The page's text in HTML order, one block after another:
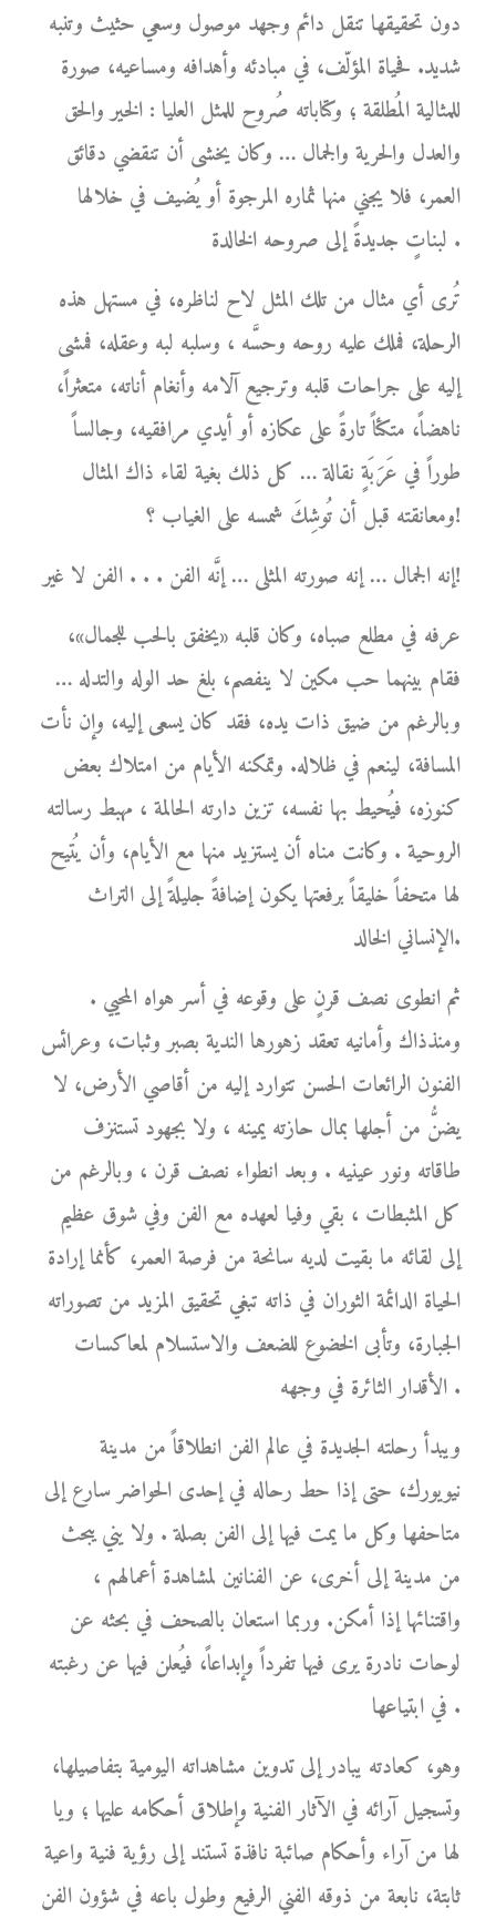
دون تحقيقها تنقل دائم وجهد موصول وسعي حثيث وتنبه
شديد. فحياة المؤلّف، في مبادئه وأهدافه ومساعيه، صورة
للمثالية المُطلقة ؛ وكتاباته صُروح للمثل العليا : الخير والحق
والعدل والحرية والجمال … وكان يخشى أن تنقضي دقائق
العمر، فلا يجني منها ثماره المرجوة أو يُضيف في خلالها
لبناتٍ جديدةً إلى صروحه الخالدة .
تُرى أي مثال من تلك المثل لاح لناظره، في مستهل هذه
الرحلة، فملك عليه روحه وحسَّه ، وسلبه لبه وعقله، فمشى
إليه على جراحات قلبه وترجيع آلامه وأنغام أناته، متعثراً،
ناهضاً، متكئاً تارةً على عكازه أو أيدي مرافقيه، وجالساً
طوراً في عَرَبَةٍ نقالة … كل ذلك بغية لقاء ذاك المثال
ومعانقته قبل أن تُوشِكَ شمسه على الغياب ؟!
إنه الجمال … إنه صورته المثلى … إنَّه الفن . . . الفن لا غير!
عرفه في مطلع صباه، وكان قلبه «يخفق بالحب للجمال»،
فقام بينهما حب مكين لا ينفصم، بلغ حد الوله والتدله …
وبالرغم من ضيق ذات يده، فقد كان يسعى إليه، وإن نأت
المسافة، لينعم في ظلاله. وتمكنه الأيام من امتلاك بعض
كنوزه، فيُحيط بها نفسه، تزين دارته الحالمة ، مهبط رسالته
الروحية . وكانت مناه أن يستزيد منها مع الأيام، وأن يُتيح
لها متحفاً خليقاً برفعتها يكون إضافةً جليلةً إلى التراث
الإنساني الخالد.
ثم انطوى نصف قرنٍ على وقوعه في أسر هواه المحيي .
ومنذذاك وأمانيه تعقد زهورها الندية بصبر وثبات، وعرائس
الفنون الرائعات الحسن تتوارد إليه من أقاصي الأرض، لا
يضنُّ من أجلها بمال حازته يمينه ، ولا بجهود تستنزف
طاقاته ونور عينيه . وبعد انطواء نصف قرن ، وبالرغم من
كل المثبطات ، بقي وفيا لعهده مع الفن وفي شوق عظيم
إلى لقائه ما بقيت لديه سانحة من فرصة العمر، كأنما إرادة
الحياة الدائمة الثوران في ذاته تبغي تحقيق المزيد من تصوراته
الجبارة، وتأبى الخضوع للضعف والاستسلام لمعاكسات
الأقدار الثائرة في وجهه .
ويبدأ رحلته الجديدة في عالم الفن انطلاقاً من مدينة
نيويورك، حتى إذا حط رحاله في إحدى الحواضر سارع إلى
متاحفها وكل ما يمت فيها إلى الفن بصلة . ولا يني يبحث
من مدينة إلى أخرى، عن الفنانين لمشاهدة أعمالهم ،
واقتنائها إذا أمكن. وربما استعان بالصحف في بحثه عن
لوحات نادرة يرى فيها تفرداً وإبداعاً، فيُعلن فيها عن رغبته
في ابتياعها .
وهو، كعادته يبادر إلى تدوين مشاهداته اليومية بتفاصيلها،
وتسجيل آرائه في الآثار الفنية وإطلاق أحكامه عليها ؛ ويا
لها من آراء وأحكام صائبة نافذة تستند إلى رؤية فنية واعية
ثابتة، نابعة من ذوقه الفني الرفيع وطول باعه في شؤون الفن